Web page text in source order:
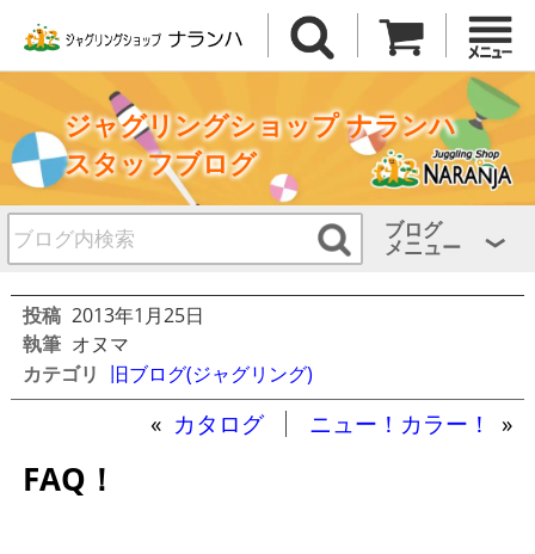
ジャグリングショップ ナランハ
スタッフブログ
ブログ
メニュー
投稿 2013年1月25日
執筆 オヌマ
カテゴリ 旧ブログ(ジャグリング)
« カタログ ニュー！カラー！ »
FAQ！